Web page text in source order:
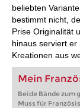
beliebten
bestimmt nicht,
Prise Originalität
hinaus serviert
Kreationen aus
Mein
Beide Bände zum
Muss für